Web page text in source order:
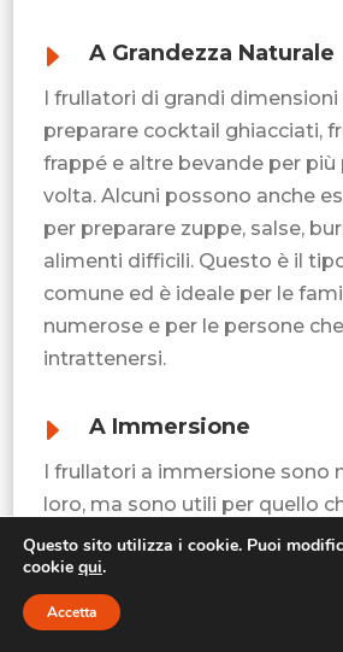
E A Grandezza Naturale
I frullatori di grandi
preparare cocktail ghiacciati,
frappé e altre bevande per più
volta. Alcuni possono anche
per preparare zuppe, salse,
alimenti difficili. Questo è il
comune ed è ideale per le
numerose e per le persone
intrattenersi.
E A Immersione
I frullatori a immersione sono
loro, ma sono utili per quello
Chiamati anche frullatori
struttura a bacchetta li rende
e perfetti per i cibi caldi.
nella panna montata, nella
Questo sito utilizza i cookie. Puoi
cookie qui.
Accetta